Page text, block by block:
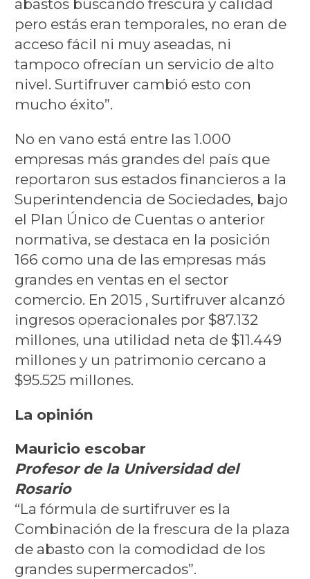
abastos buscando frescura y calidad
pero estás eran temporales, no eran de
acceso fácil ni muy aseadas, ni
tampoco ofrecían un servicio de alto
nivel. Surtifruver cambió esto con
mucho éxito”.
No en vano está entre las 1.000
empresas más grandes del país que
reportaron sus estados financieros a la
Superintendencia de Sociedades, bajo
el Plan Único de Cuentas o anterior
normativa, se destaca en la posición
166 como una de las empresas más
grandes en ventas en el sector
comercio. En 2015 , Surtifruver alcanzó
ingresos operacionales por $87.132
millones, una utilidad neta de $11.449
millones y un patrimonio cercano a
$95.525 millones.
La opinión
Mauricio escobar
Profesor de la Universidad del
Rosario
“La fórmula de surtifruver es la
Combinación de la frescura de la plaza
de abasto con la comodidad de los
grandes supermercados”.